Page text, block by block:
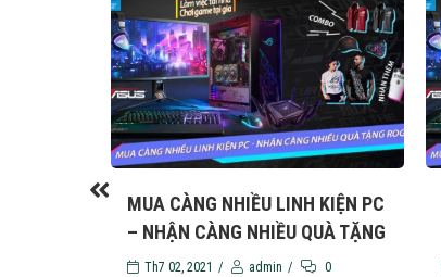
MUA CÀNG NHIỀU LINH KIỆN PC
– NHẬN CÀNG NHIỀU QUÀ TẶNG
ROGTh7 02, 2021 / admin / 0